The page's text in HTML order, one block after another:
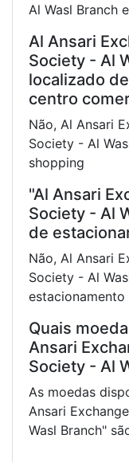
Al Wasl Branch
Al Ansari
Society - Al
localizado
centro
Não, Al Ansari
Society - Al
shopping
"Al Ansari
Society - Al
de
Não, Al Ansari
Society - Al
Quais
Ansari
Society - Al
As moedas
Ansari
Wasl Branch"